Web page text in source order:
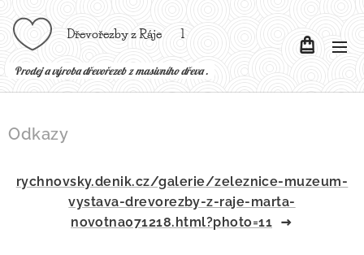
Dřevořezby z Ráje l
Prodej a výroba dřevořezeb z masivního dřeva .
Odkazy
rychnovsky.denik.cz/galerie/zeleznice-muzeum-
vystava-drevorezby-z-raje-marta-
novotna071218.html?photo=11